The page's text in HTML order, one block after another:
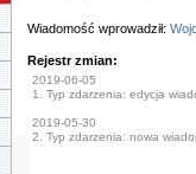
Wiadomość wprowadził:
Rejestr zmian:
2019-06-05
1. Typ zdarzenia: edycja
2019-05-30
2. Typ zdarzenia: nowa